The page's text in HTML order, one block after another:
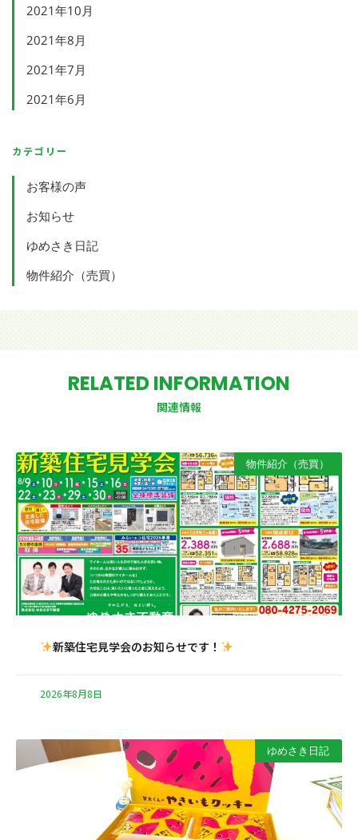
2021年10月
2021年8月
2021年7月
2021年6月
カテゴリー
お客様の声
お知らせ
ゆめさき日記
物件紹介（売買）
RELATED INFORMATION
関連情報
物件紹介（売買）
新築住宅見学会のお知らせです！
2026年8月8日
ゆめさき日記